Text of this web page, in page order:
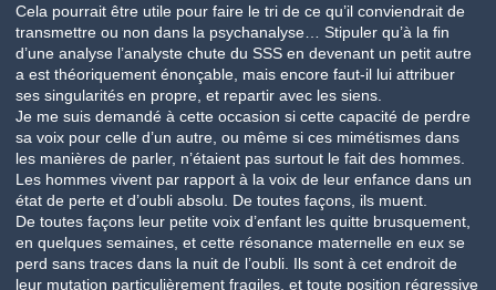
Cela pourrait être utile pour faire le tri de ce qu’il conviendrait de
transmettre ou non dans la psychanalyse… Stipuler qu’à la fin
d’une analyse l’analyste chute du SSS en devenant un petit autre
a est théoriquement énonçable, mais encore faut-il lui attribuer
ses singularités en propre, et repartir avec les siens.
Je me suis demandé à cette occasion si cette capacité de perdre
sa voix pour celle d’un autre, ou même si ces mimétismes dans
les manières de parler, n’étaient pas surtout le fait des hommes.
Les hommes vivent par rapport à la voix de leur enfance dans un
état de perte et d’oubli absolu. De toutes façons, ils muent.
De toutes façons leur petite voix d’enfant les quitte brusquement,
en quelques semaines, et cette résonance maternelle en eux se
perd sans traces dans la nuit de l’oubli. Ils sont à cet endroit de
leur mutation particulièrement fragiles, et toute position régressive